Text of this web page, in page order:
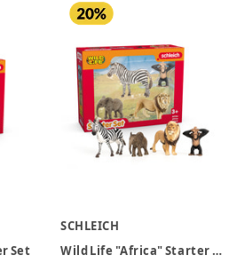
Set
SCHLEICH
Wild Life "Africa" Starter Set